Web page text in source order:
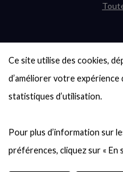
Ce site utilise des cookies,
d’améliorer votre expérience
statistiques d’utilisation.
Pour plus d’information sur
6000
Quel avenir
Entre
quête